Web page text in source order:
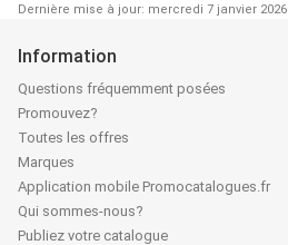
Dernière mise à jour: mercredi 7 janvier 2026
Information
Questions fréquemment posées
Promouvez?
Toutes les offres
Marques
Application mobile Promocatalogues.fr
Qui sommes-nous?
Publiez votre catalogue